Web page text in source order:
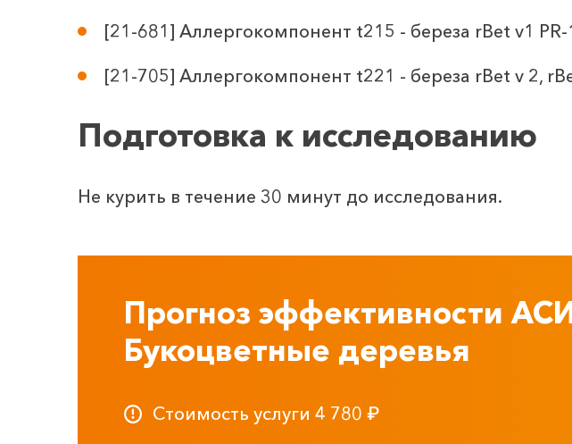
[21-681] Аллергокомпонент t215 - береза rBet v1
[21-705] Аллергокомпонент t221 - береза rBet v 2,
Подготовка к исследованию
Не курить в течение 30 минут до исследования.
Прогноз эффективности
Букоцветные деревья
Стоимость услуги 4 780 ₽